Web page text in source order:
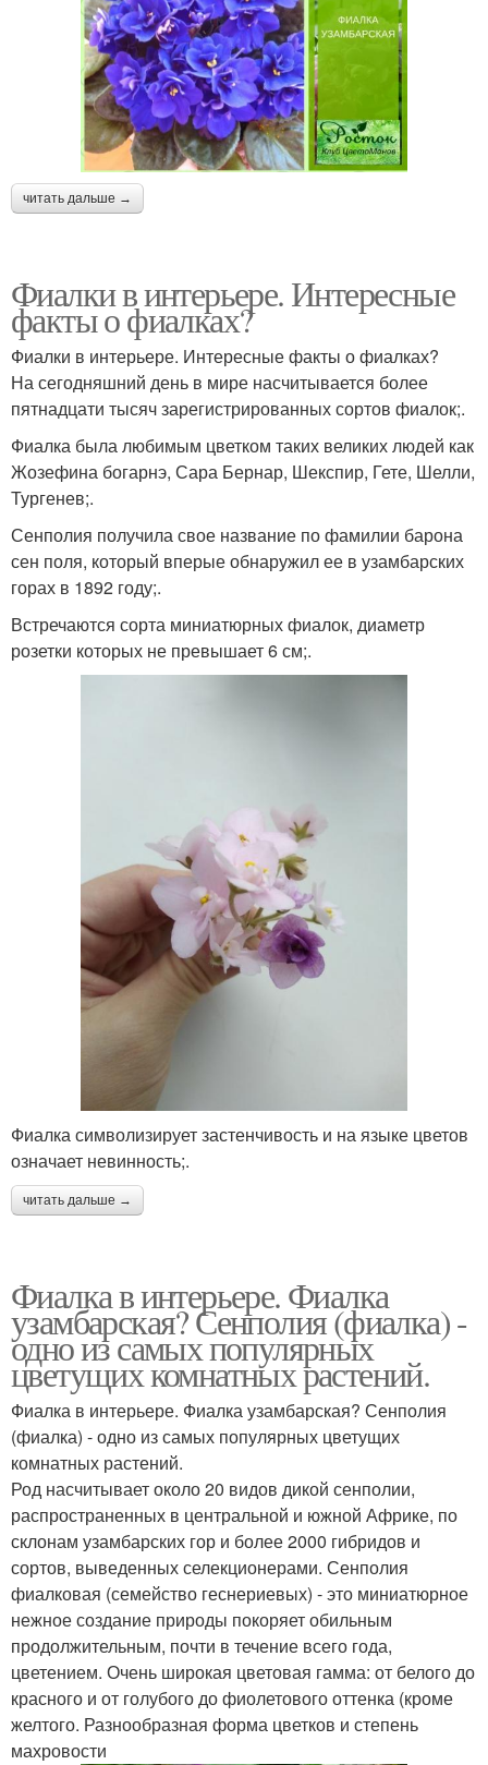
читать дальше →
Фиалки в интерьере. Интересные
факты о фиалках?
Фиалки в интерьере. Интересные факты о фиалках?
На сегодняшний день в мире насчитывается более
пятнадцати тысяч зарегистрированных сортов фиалок;.
Фиалка была любимым цветком таких великих людей как
Жозефина богарнэ, Сара Бернар, Шекспир, Гете, Шелли,
Тургенев;.
Сенполия получила свое название по фамилии барона
сен поля, который вперые обнаружил ее в узамбарских
горах в 1892 году;.
Встречаются сорта миниатюрных фиалок, диаметр
розетки которых не превышает 6 см;.
Фиалка символизирует застенчивость и на языке цветов
означает невинность;.
читать дальше →
Фиалка в интерьере. Фиалка
узамбарская? Сенполия (фиалка) -
одно из самых популярных
цветущих комнатных растений.
Фиалка в интерьере. Фиалка узамбарская? Сенполия
(фиалка) - одно из самых популярных цветущих
комнатных растений.
Род насчитывает около 20 видов дикой сенполии,
распространенных в центральной и южной Африке, по
склонам узамбарских гор и более 2000 гибридов и
сортов, выведенных селекционерами. Сенполия
фиалковая (семейство геснериевых) - это миниатюрное
нежное создание природы покоряет обильным
продолжительным, почти в течение всего года,
цветением. Очень широкая цветовая гамма: от белого до
красного и от голубого до фиолетового оттенка (кроме
желтого. Разнообразная форма цветков и степень
махровости